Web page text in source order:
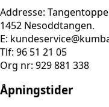
Addresse:
1452 Nesoddtangen.
E:
Tlf: 96 51 21 05
Org nr: 929 881 338
Åpningstider